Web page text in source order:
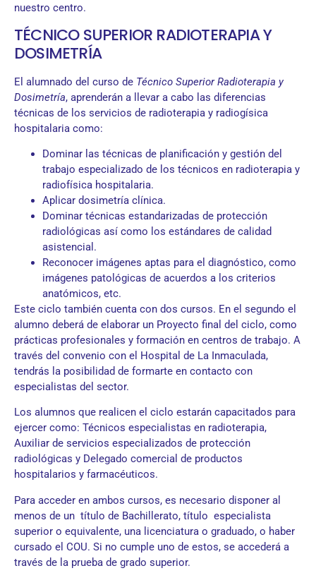
nuestro centro.
TÉCNICO SUPERIOR RADIOTERAPIA Y
DOSIMETRÍA
El alumnado del curso de Técnico Superior Radioterapia y
Dosimetría, aprenderán a llevar a cabo las diferencias
técnicas de los servicios de radioterapia y radiogísica
hospitalaria como:
Dominar las técnicas de planificación y gestión del
trabajo especializado de los técnicos en radioterapia y
radiofísica hospitalaria.
Aplicar dosimetría clínica.
Dominar técnicas estandarizadas de protección
radiológicas así como los estándares de calidad
asistencial.
Reconocer imágenes aptas para el diagnóstico, como
imágenes patológicas de acuerdos a los criterios
anatómicos, etc.
Este ciclo también cuenta con dos cursos. En el segundo el
alumno deberá de elaborar un Proyecto final del ciclo, como
prácticas profesionales y formación en centros de trabajo. A
través del convenio con el Hospital de La Inmaculada,
tendrás la posibilidad de formarte en contacto con
especialistas del sector.
Los alumnos que realicen el ciclo estarán capacitados para
ejercer como: Técnicos especialistas en radioterapia,
Auxiliar de servicios especializados de protección
radiológicas y Delegado comercial de productos
hospitalarios y farmacéuticos.
Para acceder en ambos cursos, es necesario disponer al
menos de un título de Bachillerato, título especialista
superior o equivalente, una licenciatura o graduado, o haber
cursado el COU. Si no cumple uno de estos, se accederá a
través de la prueba de grado superior.